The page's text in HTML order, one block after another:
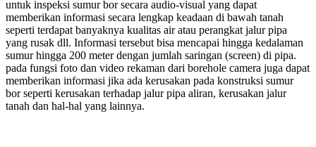
untuk inspeksi sumur bor secara audio-visual yang dapat
memberikan informasi secara lengkap keadaan di bawah tanah
seperti terdapat banyaknya kualitas air atau perangkat jalur pipa
yang rusak dll. Informasi tersebut bisa mencapai hingga kedalaman
sumur hingga 200 meter dengan jumlah saringan (screen) di pipa.
pada fungsi foto dan video rekaman dari borehole camera juga dapat
memberikan informasi jika ada kerusakan pada konstruksi sumur
bor seperti kerusakan terhadap jalur pipa aliran, kerusakan jalur
tanah dan hal-hal yang lainnya.